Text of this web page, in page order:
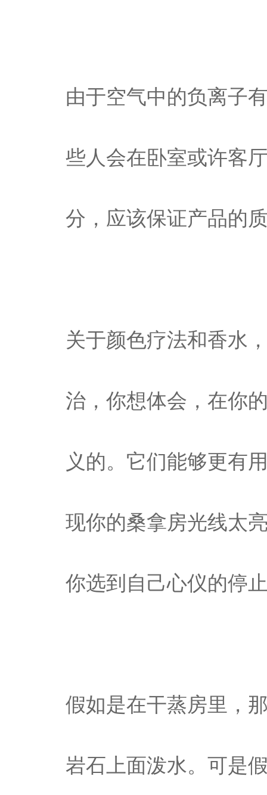
由于空气中的负离子
些人会在卧室或许客
分，应该保证产品的
关于颜色疗法和香水
治，你想体会，在你
义的。它们能够更有
现你的桑拿房光线太
你选到自己心仪的停
假如是在干蒸房里，
岩石上面泼水。可是